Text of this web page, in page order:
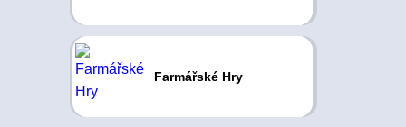
Farmářské Hry